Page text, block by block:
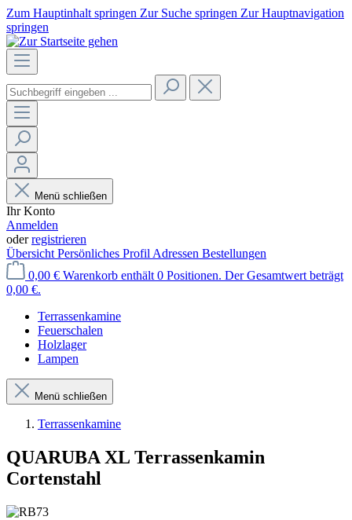
Zum Hauptinhalt springen Zur Suche springen Zur Hauptnavigation
springen
Menü schließen
Ihr Konto
Anmelden
oderregistrieren
Übersicht Persönliches Profil Adressen Bestellungen
0,00 € Warenkorb enthält 0 Positionen. Der Gesamtwert beträgt
0,00 €.
Terrassenkamine
Feuerschalen
Holzlager
Lampen
Menü schließen
Terrassenkamine
QUARUBA XL Terrassenkamin
Cortenstahl